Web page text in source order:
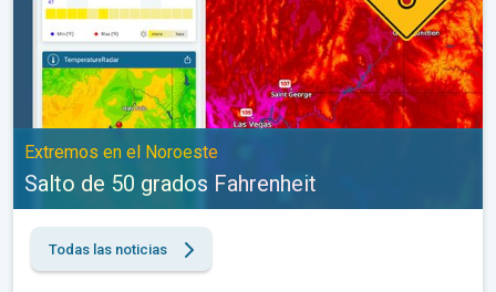
Extremos en el Noroeste
Salto de 50 grados Fahrenheit
Todas las noticias